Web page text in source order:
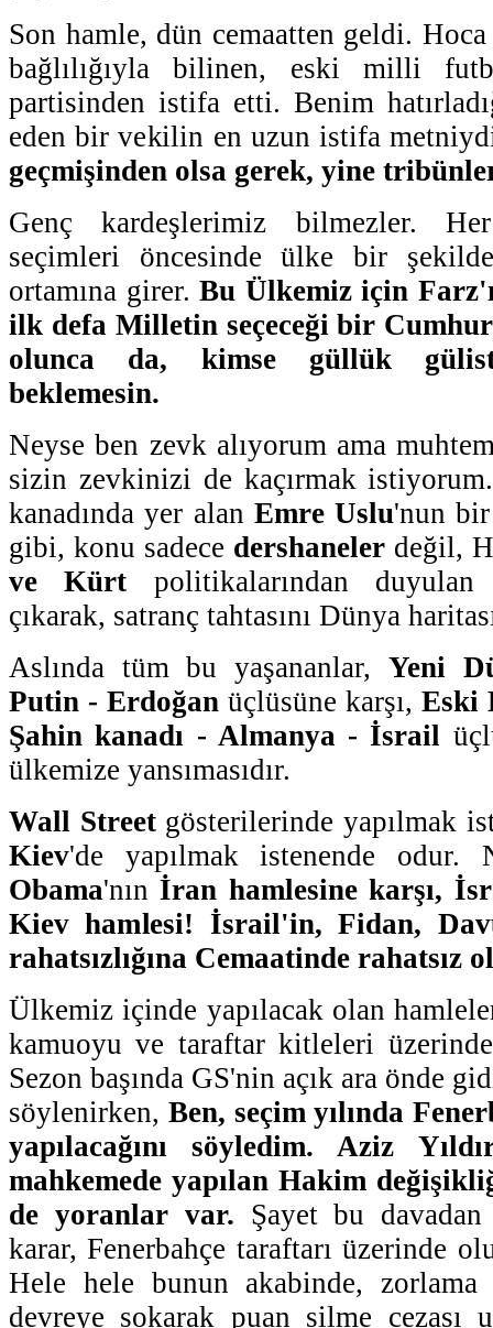
Son hamle, dün cemaatten geldi.
bağlılığıyla bilinen, eski milli
partisinden istifa etti. Benim
eden bir vekilin en uzun istifa metniydi
geçmişinden olsa gerek, yine
Genç kardeşlerimiz bilmezler. Her
seçimleri öncesinde ülke bir
ortamına girer.Bu Ülkemiz için
ilk defa Milletin seçeceği bir
olunca da, kimse güllük
beklemesin.
Neyse ben zevk alıyorum ama
sizin zevkinizi de kaçırmak
kanadında yer alan Emre Uslu'nun bir
gibi, konu sadece dershaneler değil,
ve Kürt politikalarından duyulan
çıkarak, satranç tahtasını Dünya
Aslında tüm bu yaşananlar, Yeni
Putin - Erdoğan üçlüsüne karşı, Eski
Şahin kanadı - Almanya - İsrail
ülkemize yansımasıdır.
Wall Streetgösterilerinde yapılmak
Kiev'de yapılmak istenende
Obama'nın İran hamlesine karşı,
Kiev hamlesi! İsrail'in, Fidan,
rahatsızlığına Cemaatinde rahatsız
Ülkemiz içinde yapılacak olan
kamuoyu ve taraftar kitleleri
Sezon başında GS'nin açık ara önde
söylenirken, Ben, seçim yılında
yapılacağını söyledim. Aziz
mahkemede yapılan Hakim
de yoranlar var. Şayet bu
karar, Fenerbahçe taraftarı üzerinde
Hele hele bunun akabinde,
devreye sokarak puan silme cezası